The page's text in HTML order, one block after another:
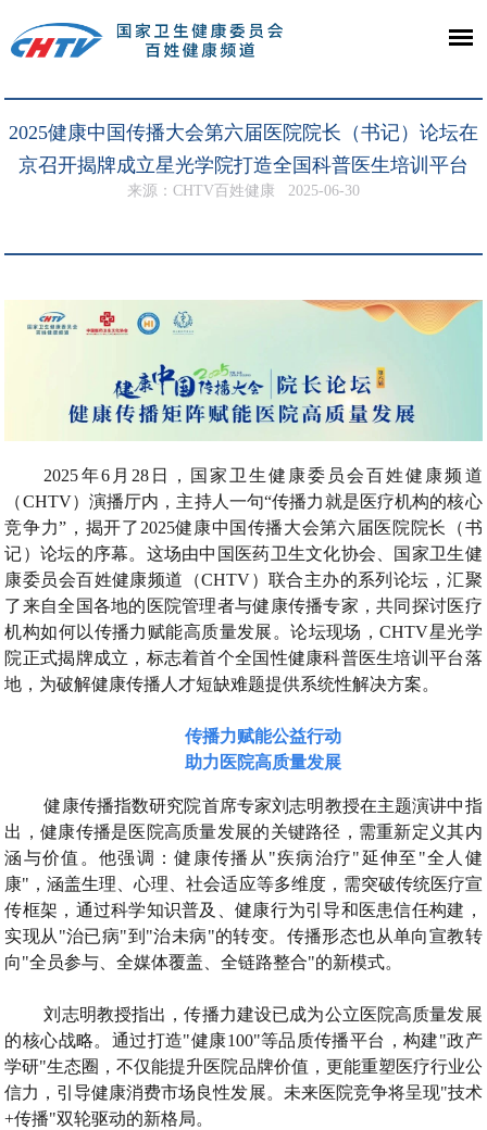
2025健康中国传播大会第六届医院院长（书记）论坛在
京召开揭牌成立星光学院打造全国科普医生培训平台
来源：CHTV百姓健康 2025-06-30
2025年6月28日，国家卫生健康委员会百姓健康频道
（CHTV）演播厅内，主持人一句“传播力就是医疗机构的核心
竞争力”，揭开了2025健康中国传播大会第六届医院院长（书
记）论坛的序幕。这场由中国医药卫生文化协会、国家卫生健
康委员会百姓健康频道（CHTV）联合主办的系列论坛，汇聚
了来自全国各地的医院管理者与健康传播专家，共同探讨医疗
机构如何以传播力赋能高质量发展。论坛现场，CHTV星光学
院正式揭牌成立，标志着首个全国性健康科普医生培训平台落
地，为破解健康传播人才短缺难题提供系统性解决方案。
传播力赋能公益行动
助力医院高质量发展
健康传播指数研究院首席专家刘志明教授在主题演讲中指
出，健康传播是医院高质量发展的关键路径，需重新定义其内
涵与价值。他强调：健康传播从"疾病治疗"延伸至"全人健
康"，涵盖生理、心理、社会适应等多维度，需突破传统医疗宣
传框架，通过科学知识普及、健康行为引导和医患信任构建，
实现从"治已病"到"治未病"的转变。传播形态也从单向宣教转
向"全员参与、全媒体覆盖、全链路整合"的新模式。
刘志明教授指出，传播力建设已成为公立医院高质量发展
的核心战略。通过打造"健康100"等品质传播平台，构建"政产
学研"生态圈，不仅能提升医院品牌价值，更能重塑医疗行业公
信力，引导健康消费市场良性发展。未来医院竞争将呈现"技术
+传播"双轮驱动的新格局。